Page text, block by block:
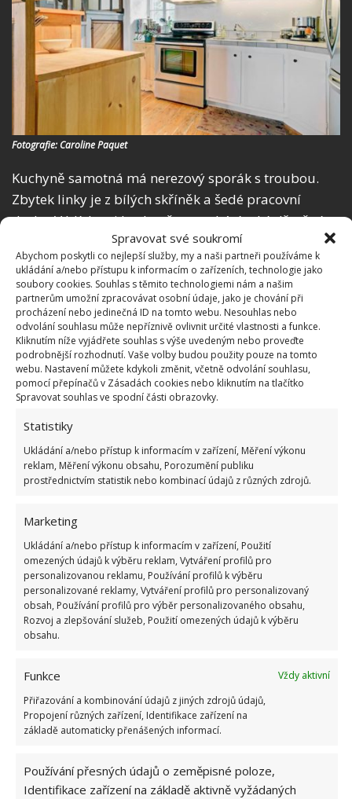
Spravovat své soukromí
Abychom poskytli co nejlepší služby, my a naši partneři používáme k
ukládání a/nebo přístupu k informacím o zařízeních, technologie jako
soubory cookies. Souhlas s těmito technologiemi nám a našim
partnerům umožní zpracovávat osobní údaje, jako je chování při
procházení nebo jedinečná ID na tomto webu. Nesouhlas nebo
odvolání souhlasu může nepříznivě ovlivnit určité vlastnosti a funkce.
Kliknutím níže vyjádřete souhlas s výše uvedeným nebo proveďte
podrobnější rozhodnutí. Vaše volby budou použity pouze na tomto
webu. Nastavení můžete kdykoli změnit, včetně odvolání souhlasu,
pomocí přepínačů v Zásadách cookies nebo kliknutím na tlačítko
Spravovat souhlas ve spodní části obrazovky.
Statistiky
Ukládání a/nebo přístup k informacím v zařízení, Měření výkonu
reklam, Měření výkonu obsahu, Porozumění publiku
prostřednictvím statistik nebo kombinací údajů z různých zdrojů.
Marketing
Ukládání a/nebo přístup k informacím v zařízení, Použití
omezených údajů k výběru reklam, Vytváření profilů pro
personalizovanou reklamu, Používání profilů k výběru
personalizované reklamy, Vytváření profilů pro personalizovaný
obsah, Používání profilů pro výběr personalizovaného obsahu,
Rozvoj a zlepšování služeb, Použití omezených údajů k výběru
obsahu.
Funkce
Vždy aktivní
Přiřazování a kombinování údajů z jiných zdrojů údajů,
Propojení různých zařízení, Identifikace zařízení na
základě automaticky přenášených informací.
Používání přesných údajů o zeměpisné poloze,
Identifikace zařízení na základě aktivně vyžádaných
Fotografie: Caroline Paquet
Kuchyně samotná má nerezový sporák s troubou.
Zbytek linky je z bílých skříněk a šedé pracovní
desky. V blízkosti kuchyně se nachází také dřevěné
schodiště, které vede do prvního patra.
Útulné první patro
V prvním patře se skrývají všechny ložnice. Hlavní
ložnice je velmi prostorná a zdobí ji dřevěné trámy s
elegantní kamennou zdí. Kromě postele se tam
pohodlně vešel také velký koberec, sofa, skříňka a
televize.